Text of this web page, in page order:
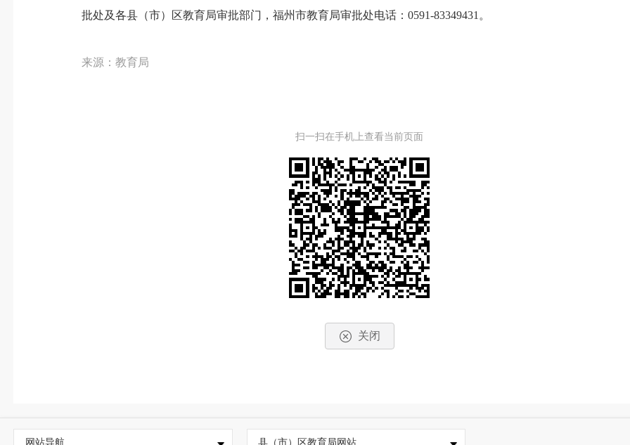
批处及各县（市）区教育局审批部门，福州市教育局审批处电话：0591-83349431。
来源：教育局
扫一扫在手机上查看当前页面
关闭
网站导航 县（市）区教育局网站